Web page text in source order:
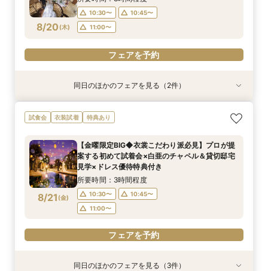
フェアを予約
フェアを予約
8/20 (木)
10:30〜
10:45〜
11:00〜
フェアを予約
衣装試着 特典あり
8/20(木)
【緑に囲まれたガーデン挙式希望のお二人へ】2
名～80名までOK
10:30〜
10:40〜
11:00〜
フェアを予約
衣装試着 特典あり
8/20(木)
【料理重視の方必見】4万円フレンチ試食＆ス
イーツ付きフェア
10:30〜
10:45〜
11:00〜
フェアを予約
同日のほかのフェアを見る（2件）
試食会 衣装試着 特典あり
8/21 (金)
【金曜限定BIG◆衣裳こだわり派必見】プロが提
案する初めて試着会×白亜のチャペル＆貸切邸宅
見学×ドレス優待特典付き
所要時間：3時間程度
10:30〜
10:45〜
11:00〜
フェアを予約
衣装試着 特典あり
衣装試着 特典あり
衣装試着同日のほかのフェアを見る（3件）